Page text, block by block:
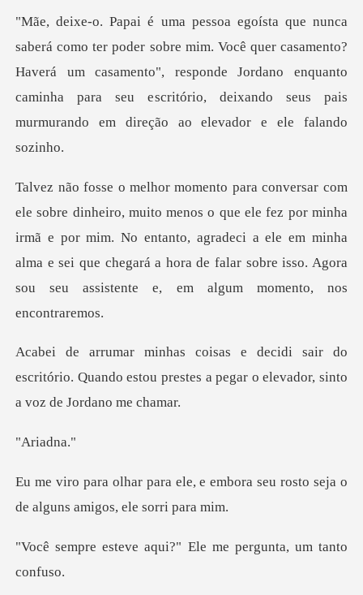
ocê quer casamento?
Haverá um casamento", responde Jordano enquanto
caminha para seu e
le fez por minha
irmã e por mim. No entanto, agradeci a ele em minha
alma e sei que chegará
do
escritório. Quando estou prestes a pegar
iad
e embora seu rosto seja o
de a
aqui?" Ele me pergun